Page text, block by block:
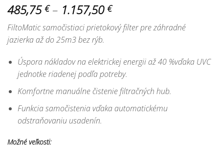
485,75 € – 1.157,50 €Price
range:
485,75 €
1.157,50 €
FiltoMatic samočistiaci prietokový filter pre záhradné
jazierka až do 25m3 bez rýb.
Úspora nákladov na elektrickej energii až 40 %vďaka UVC
jednotke riadenej podľa potreby.
Komfortne manuálne čistenie filtračných hub.
Funkcia samočistenia vďaka automatickému
odstraňovaniu usadenín.
Možné veľkosti: